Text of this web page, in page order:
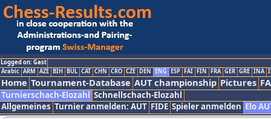
Logged on: Gast
Arabic ARM AZE BIH BUL CAT CHN CRO CZE DEN ENG ESP FAI FIN FRA GER GRE INA
Home Tournament-Database AUT championship Pictures
Turnierschach-Elozahl Schnellschach-Elozahl
Allgemeines Turnier anmelden: AUT FIDE Spieler anmelden Elo